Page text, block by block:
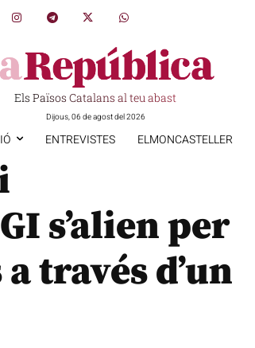
Els Països Catalans al teu abast
Dijous, 06 de agost del 2026
ENTREVISTES ELMONCASTELLER
s’alien per
través d’un